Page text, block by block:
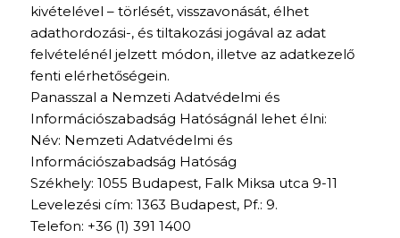
kivételével – törlését, visszavonását, élhet
adathordozási-, és tiltakozási jogával az adat
felvételénél jelzett módon, illetve az adatkezelő
fenti elérhetőségein.
Panasszal a Nemzeti Adatvédelmi és
Információszabadság Hatóságnál lehet élni:
Név: Nemzeti Adatvédelmi és
Információszabadság Hatóság
Székhely: 1055 Budapest, Falk Miksa utca 9-11
Levelezési cím: 1363 Budapest, Pf.: 9.
Telefon: +36 (1) 391 1400